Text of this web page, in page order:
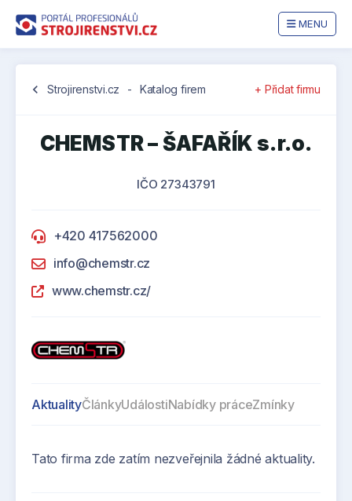
MENU
chevron_left Strojirenstvi.cz - Katalog firem + Přidat firmu
CHEMSTR – ŠAFAŘÍK s.r.o.
IČO 27343791
+420 417562000
info@chemstr.cz
www.chemstr.cz/
AktualityČlánkyUdálostiNabídky práceZmínky
Tato firma zde zatím nezveřejnila žádné aktuality.